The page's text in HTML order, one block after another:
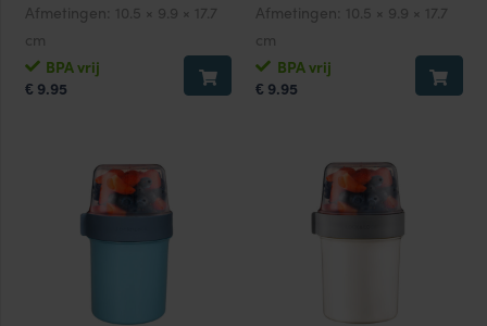
Afmetingen:
10.5 × 9.9 × 17.7
cm
BPA vrij
€ 9.95
Afmetingen:
10.5 × 9.9 × 17.7
cm
BPA vrij
€ 9.95